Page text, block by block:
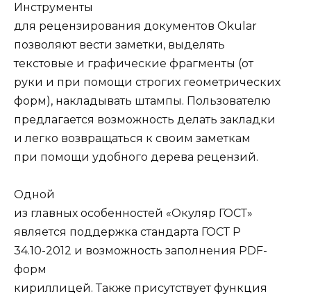
Инструменты
для рецензирования документов Okular
позволяют вести заметки, выделять
текстовые и графические фрагменты (от
руки и при помощи строгих геометрических
форм), накладывать штампы. Пользователю
предлагается возможность делать закладки
и легко возвращаться к своим заметкам
при помощи удобного дерева рецензий.
Одной
из главных особенностей «Окуляр ГОСТ»
является поддержка стандарта ГОСТ Р
34.10-2012 и возможность заполнения PDF-
форм
кириллицей. Также присутствует функция